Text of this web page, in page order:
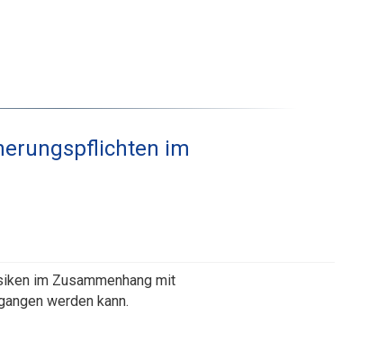
im
im Zusammenhang mit
werden kann.